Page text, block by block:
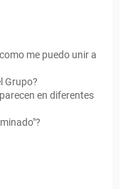
me puedo unir a
Grupo?
en diferentes